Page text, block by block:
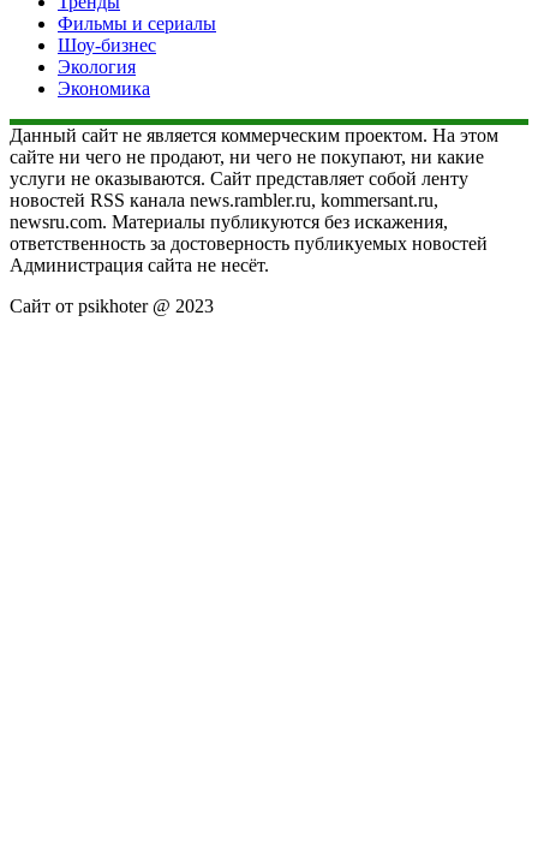
Фильмы и сериалы
Шоу-бизнес
Экология
Экономика
Данный сайт не является коммерческим проектом. На этом
сайте ни чего не продают, ни чего не покупают, ни какие
услуги не оказываются. Сайт представляет собой ленту
новостей RSS канала news.rambler.ru, kommersant.ru,
newsru.com. Материалы публикуются без искажения,
ответственность за достоверность публикуемых новостей
Администрация сайта не несёт.
Сайт от psikhoter @ 2023